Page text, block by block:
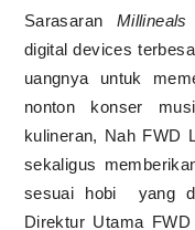
Sarasaran Millineals
digital devices
uangnya untuk
nonton konser
kulineran, Nah FWD
sekaligus
sesuai hobi yang
Direktur Utama